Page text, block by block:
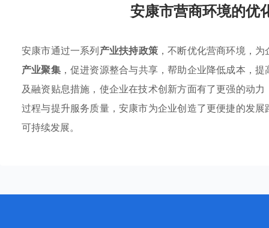
安康市营商环境的优
安康市通过一系列产业扶持政策，不断优化营商环境，
产业聚集，促进资源整合与共享，帮助企业降低成本，
及融资贴息措施，使企业在技术创新方面有了更强的动
过程与提升服务质量，安康市为企业创造了更便捷的发
可持续发展。